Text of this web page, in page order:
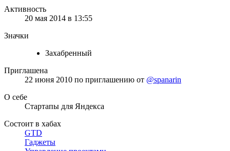
Активность
20 мая 2014 в 13:55
Значки
Захабренный
Приглашена
22 июня 2010 по приглашению от @spanarin
О себе
Стартапы для Яндекса
Состоит в хабах
GTD
Гаджеты